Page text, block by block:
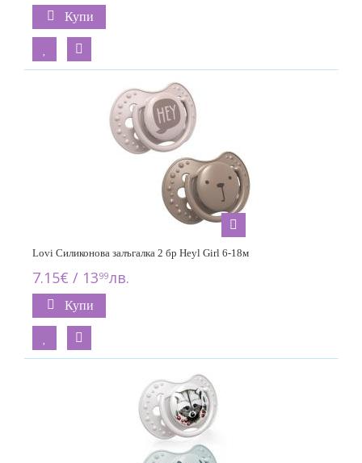
Купи
Lovi Силиконова залъгалка 2 бр Heyl Girl 6-18м
7.15€ / 1399лв.
Купи